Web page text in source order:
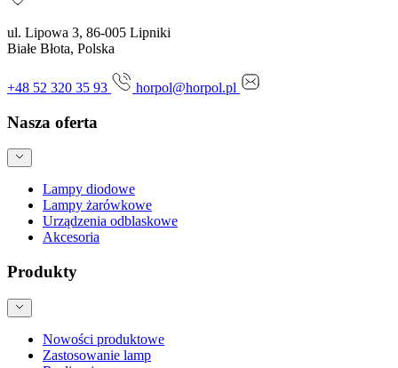
ul. Lipowa 3, 86-005 Lipniki
Białe Błota, Polska
+48 52 320 35 93 horpol@horpol.pl
Nasza oferta
Lampy diodowe
Lampy żarówkowe
Urządzenia odblaskowe
Akcesoria
Produkty
Nowości produktowe
Zastosowanie lamp